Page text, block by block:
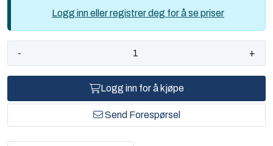
Logg inn eller registrer deg for å se priser
- +
Logg inn for å kjøpe
Send Forespørsel